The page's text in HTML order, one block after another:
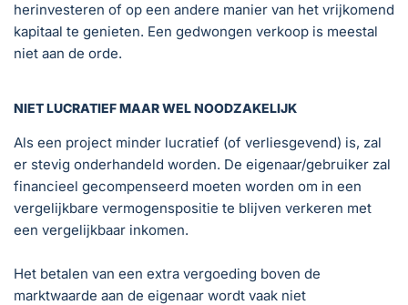
herinvesteren of op een andere manier van het vrijkomend
kapitaal te genieten. Een gedwongen verkoop is meestal
niet aan de orde.
NIET LUCRATIEF MAAR WEL NOODZAKELIJK
Als een project minder lucratief (of verliesgevend) is, zal
er stevig onderhandeld worden. De eigenaar/gebruiker zal
financieel gecompenseerd moeten worden om in een
vergelijkbare vermogenspositie te blijven verkeren met
een vergelijkbaar inkomen.
Het betalen van een extra vergoeding boven de
marktwaarde aan de eigenaar wordt vaak niet